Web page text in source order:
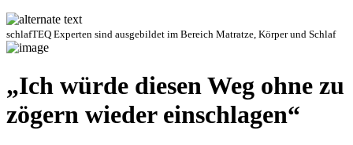
schlafTEQ Experten sind ausgebildet im Bereich Matratze, Körper und Schlaf
„Ich würde diesen Weg ohne zu
zögern wieder einschlagen“